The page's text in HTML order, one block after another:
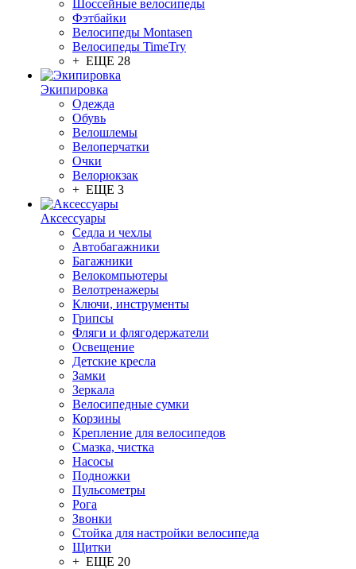
Шоссейные велосипеды
Фэтбайки
Велосипеды Montasen
Велосипеды TimeTry
+ ЕЩЕ 28
Экипировка
Одежда
Обувь
Велошлемы
Велоперчатки
Очки
Велорюкзак
+ ЕЩЕ 3
Аксессуары
Седла и чехлы
Автобагажники
Багажники
Велокомпьютеры
Велотренажеры
Ключи, инструменты
Грипсы
Фляги и флягодержатели
Освещение
Детские кресла
Замки
Зеркала
Велосипедные сумки
Корзины
Крепление для велосипедов
Смазка, чистка
Насосы
Подножки
Пульсометры
Рога
Звонки
Стойка для настройки велосипеда
Щитки
+ ЕЩЕ 20